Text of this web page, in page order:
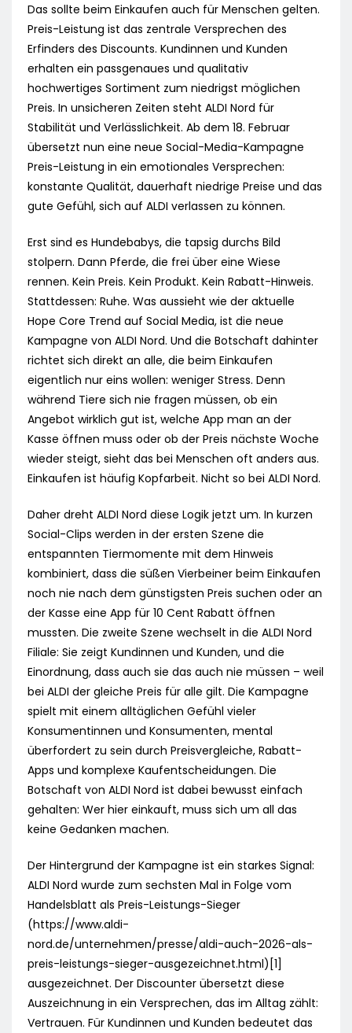
Das sollte beim Einkaufen auch für Menschen gelten.
Preis-Leistung ist das zentrale Versprechen des
Erfinders des Discounts. Kundinnen und Kunden
erhalten ein passgenaues und qualitativ
hochwertiges Sortiment zum niedrigst möglichen
Preis. In unsicheren Zeiten steht ALDI Nord für
Stabilität und Verlässlichkeit. Ab dem 18. Februar
übersetzt nun eine neue Social-Media-Kampagne
Preis-Leistung in ein emotionales Versprechen:
konstante Qualität, dauerhaft niedrige Preise und das
gute Gefühl, sich auf ALDI verlassen zu können.
Erst sind es Hundebabys, die tapsig durchs Bild
stolpern. Dann Pferde, die frei über eine Wiese
rennen. Kein Preis. Kein Produkt. Kein Rabatt-Hinweis.
Stattdessen: Ruhe. Was aussieht wie der aktuelle
Hope Core Trend auf Social Media, ist die neue
Kampagne von ALDI Nord. Und die Botschaft dahinter
richtet sich direkt an alle, die beim Einkaufen
eigentlich nur eins wollen: weniger Stress. Denn
während Tiere sich nie fragen müssen, ob ein
Angebot wirklich gut ist, welche App man an der
Kasse öffnen muss oder ob der Preis nächste Woche
wieder steigt, sieht das bei Menschen oft anders aus.
Einkaufen ist häufig Kopfarbeit. Nicht so bei ALDI Nord.
Daher dreht ALDI Nord diese Logik jetzt um. In kurzen
Social-Clips werden in der ersten Szene die
entspannten Tiermomente mit dem Hinweis
kombiniert, dass die süßen Vierbeiner beim Einkaufen
noch nie nach dem günstigsten Preis suchen oder an
der Kasse eine App für 10 Cent Rabatt öffnen
mussten. Die zweite Szene wechselt in die ALDI Nord
Filiale: Sie zeigt Kundinnen und Kunden, und die
Einordnung, dass auch sie das auch nie müssen – weil
bei ALDI der gleiche Preis für alle gilt. Die Kampagne
spielt mit einem alltäglichen Gefühl vieler
Konsumentinnen und Konsumenten, mental
überfordert zu sein durch Preisvergleiche, Rabatt-
Apps und komplexe Kaufentscheidungen. Die
Botschaft von ALDI Nord ist dabei bewusst einfach
gehalten: Wer hier einkauft, muss sich um all das
keine Gedanken machen.
Der Hintergrund der Kampagne ist ein starkes Signal:
ALDI Nord wurde zum sechsten Mal in Folge vom
Handelsblatt als Preis-Leistungs-Sieger
(https://www.aldi-
nord.de/unternehmen/presse/aldi-auch-2026-als-
preis-leistungs-sieger-ausgezeichnet.html)[1]
ausgezeichnet. Der Discounter übersetzt diese
Auszeichnung in ein Versprechen, das im Alltag zählt:
Vertrauen. Für Kundinnen und Kunden bedeutet das